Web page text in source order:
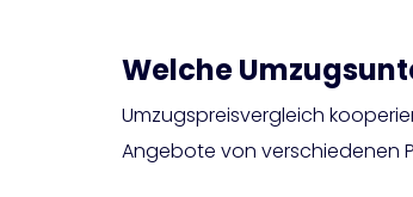
Welche
Umzugspreisvergleich
Angebote von verschiedenen